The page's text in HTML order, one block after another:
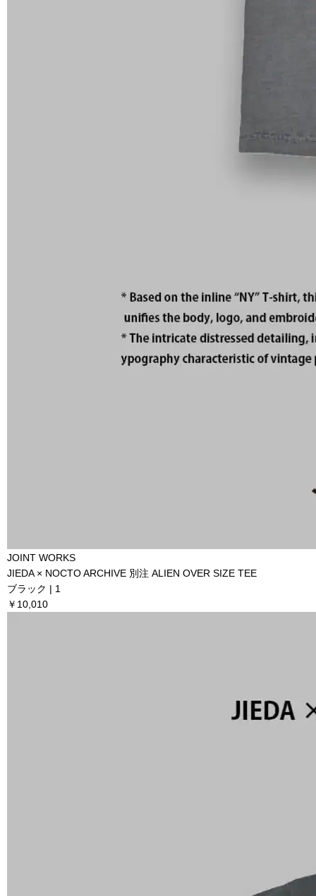
JOINT WORKS
JIEDA × NOCTO ARCHIVE 別注 ALIEN OVER SIZE TEE
ブラック | 1
￥10,010